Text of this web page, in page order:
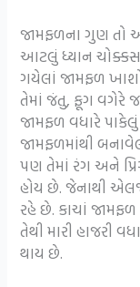
જામફળના ગુણ તો
આટલું ધ્યાન ચોક્કસ
ગયેલાં જામફળ
તેમાં જંતુ, ફૂગ વગેરે
જામફળ વધારે
જામફળમાંથી
પણ તેમાં રંગ અને
હોય છે. જેનાથી
રહે છે. કાચાં
તેથી મારી હાજરી
થાય છે.